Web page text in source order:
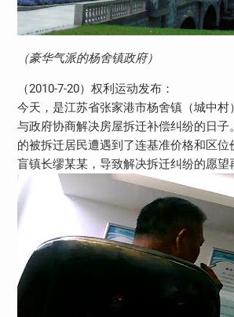
（豪华气派的杨舍镇政府）
（2010-7-20）权利运动发布：
今天，是江苏省张家港市杨舍镇（城中村
与政府协商解决房屋拆迁补偿纠纷的日子
的被拆迁居民遭遇到了连基准价格和区位
盲镇长缪某某，导致解决拆迁纠纷的愿望